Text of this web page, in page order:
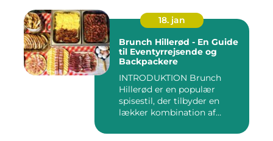
18. jan
Brunch Hillerød - En Guide
til Eventyrrejsende og
Backpackere
INTRODUKTION Brunch
Hillerød er en populær
spisestil, der tilbyder en
lækker kombination af